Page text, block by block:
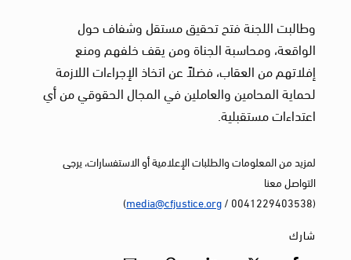
وطالبت اللجنة فتح تحقيق مستقل وشفاف حول
الواقعة، ومحاسبة الجناة ومن يقف خلفهم ومنع
إفلاتهم من العقاب، فضلاً عن اتخاذ الإجراءات اللازمة
لحماية المحامين والعاملين في المجال الحقوقي من أي
اعتداءات مستقبلية.
لمزيد من المعلومات والطلبات الإعلامية أو الاستفسارات، يرجى
التواصل معنا
(0041229403538 /
media@cfjustice.org
)
شارك